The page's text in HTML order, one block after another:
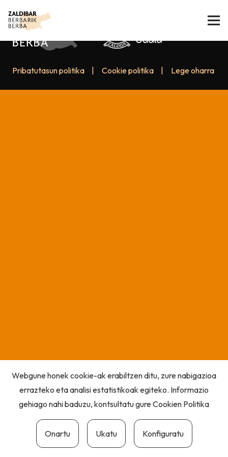
Pribatutasun politika Cookie politika Lege oharra
Webgune honek cookie-ak erabiltzen ditu, zure nabigazioa
errazteko eta analisi estatistikoak egiteko. Informazio
gehiago nahi baduzu, kontsultatu gureCookien Politika
Onartu Ukatu Konfiguratu